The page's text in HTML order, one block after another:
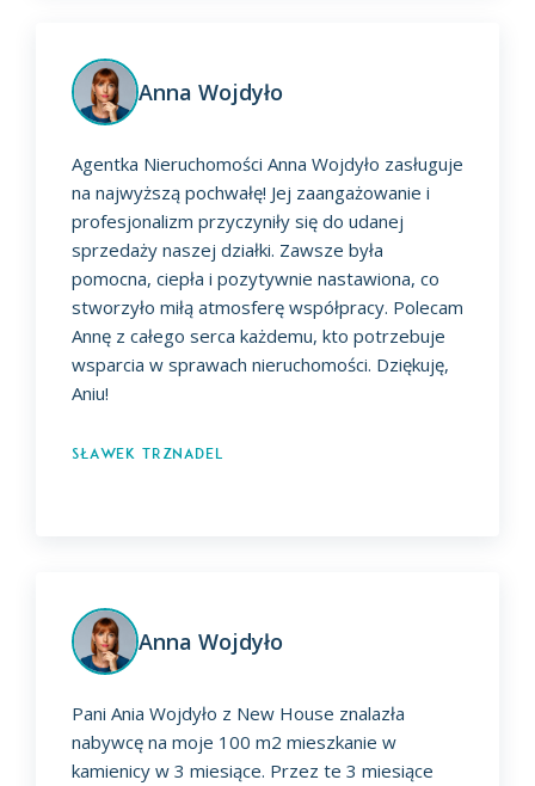
Anna Wojdyło
Agentka Nieruchomości Anna Wojdyło zasługuje
na najwyższą pochwałę! Jej zaangażowanie i
profesjonalizm przyczyniły się do udanej
sprzedaży naszej działki. Zawsze była
pomocna, ciepła i pozytywnie nastawiona, co
stworzyło miłą atmosferę współpracy. Polecam
Annę z całego serca każdemu, kto potrzebuje
wsparcia w sprawach nieruchomości. Dziękuję,
Aniu!
Sławek Trznadel
Anna Wojdyło
Pani Ania Wojdyło z New House znalazła
nabywcę na moje 100 m2 mieszkanie w
kamienicy w 3 miesiące. Przez te 3 miesiące